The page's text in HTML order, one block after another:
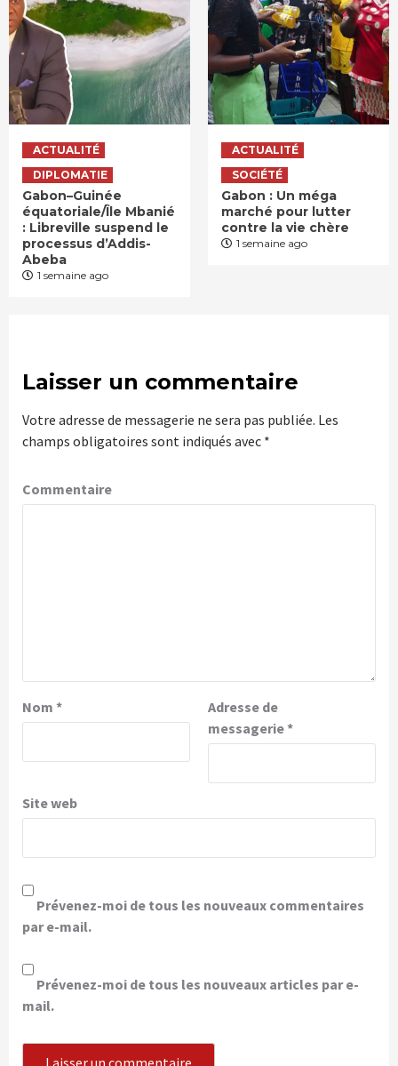
ACTUALITÉ
DIPLOMATIE
Gabon–Guinée
équatoriale/Île Mbanié
: Libreville suspend le
processus d’Addis-
Abeba
1 semaine ago
ACTUALITÉ
SOCIÉTÉ
Gabon : Un méga
marché pour lutter
contre la vie chère
1 semaine ago
Laisser un commentaire
Votre adresse de messagerie ne sera pas publiée. Les
champs obligatoires sont indiqués avec *
Commentaire
Nom *
Adresse de
messagerie*
Site web
Prévenez-moi de tous les nouveaux commentaires
par e-mail.
Prévenez-moi de tous les nouveaux articles par e-
mail.